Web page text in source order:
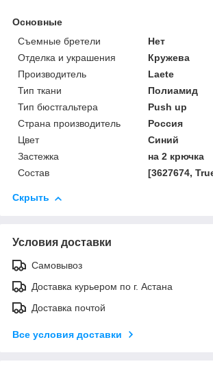
Основные
Съемные бретели
Нет
Отделка и украшения
Кружева
Производитель
Laete
Тип ткани
Полиамид
Тип бюстгальтера
Push up
Страна производитель
Россия
Цвет
Синий
Застежка
на 2 крючка
Состав
[3627674,
Скрыть
Условия доставки
Самовывоз
Доставка курьером по г. Астана
Доставка почтой
Все условия доставки